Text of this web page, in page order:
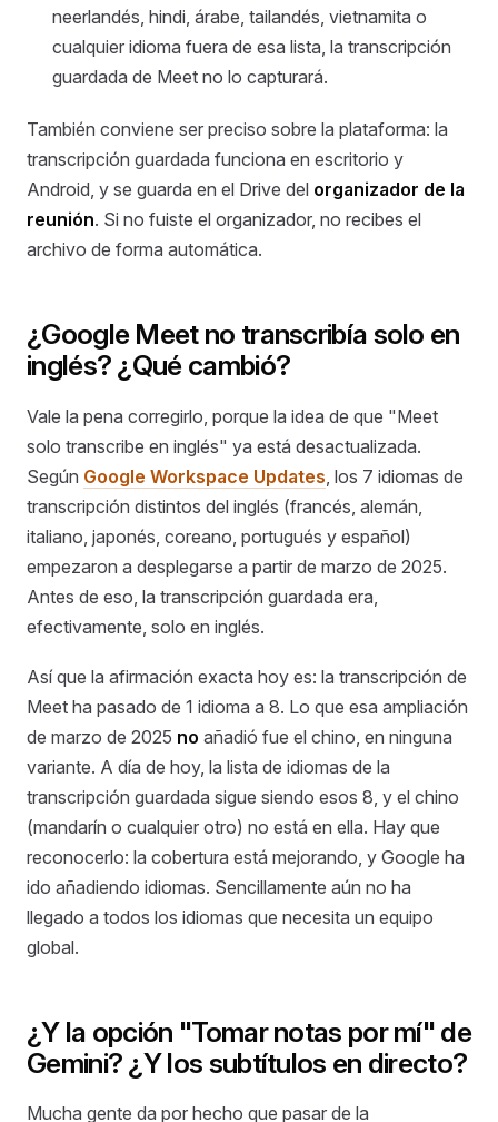
neerlandés, hindi, árabe, tailandés, vietnamita o
cualquier idioma fuera de esa lista, la transcripción
guardada de Meet no lo capturará.
También conviene ser preciso sobre la plataforma: la
transcripción guardada funciona en escritorio y
Android, y se guarda en el Drive del organizador de la
reunión. Si no fuiste el organizador, no recibes el
archivo de forma automática.
¿Google Meet no transcribía solo en
inglés? ¿Qué cambió?
Vale la pena corregirlo, porque la idea de que "Meet
solo transcribe en inglés" ya está desactualizada.
Según Google Workspace Updates , los 7 idiomas de
transcripción distintos del inglés (francés, alemán,
italiano, japonés, coreano, portugués y español)
empezaron a desplegarse a partir de marzo de 2025.
Antes de eso, la transcripción guardada era,
efectivamente, solo en inglés.
Así que la afirmación exacta hoy es: la transcripción de
Meet ha pasado de 1 idioma a 8. Lo que esa ampliación
de marzo de 2025 no añadió fue el chino, en ninguna
variante. A día de hoy, la lista de idiomas de la
transcripción guardada sigue siendo esos 8, y el chino
(mandarín o cualquier otro) no está en ella. Hay que
reconocerlo: la cobertura está mejorando, y Google ha
ido añadiendo idiomas. Sencillamente aún no ha
llegado a todos los idiomas que necesita un equipo
global.
¿Y la opción "Tomar notas por mí" de
Gemini? ¿Y los subtítulos en directo?
Mucha gente da por hecho que pasar de la